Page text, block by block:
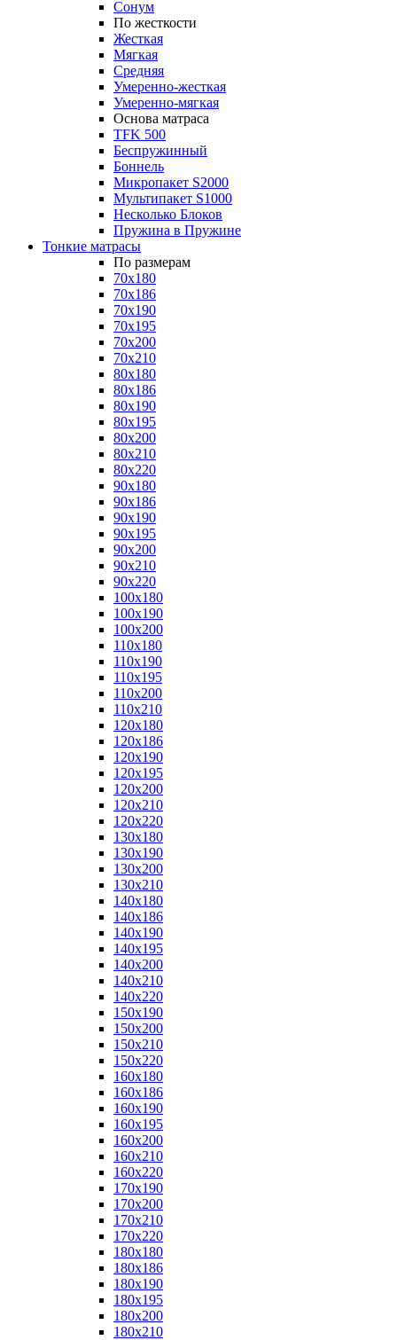
Сонум
По жесткости
Жесткая
Мягкая
Средняя
Умеренно-жесткая
Умеренно-мягкая
Основа матраса
TFK 500
Беспружинный
Боннель
Микропакет S2000
Мультипакет S1000
Несколько Блоков
Пружина в Пружине
Тонкие матрасы
По размерам
70x180
70x186
70x190
70x195
70x200
70x210
80x180
80x186
80x190
80x195
80x200
80x210
80x220
90x180
90x186
90x190
90x195
90x200
90x210
90x220
100x180
100x190
100x200
110x180
110x190
110x195
110x200
110x210
120x180
120x186
120x190
120x195
120x200
120x210
120x220
130x180
130x190
130x200
130x210
140x180
140x186
140x190
140x195
140x200
140x210
140x220
150x190
150x200
150x210
150x220
160x180
160x186
160x190
160x195
160x200
160x210
160x220
170x190
170x200
170x210
170x220
180x180
180x186
180x190
180x195
180x200
180x210